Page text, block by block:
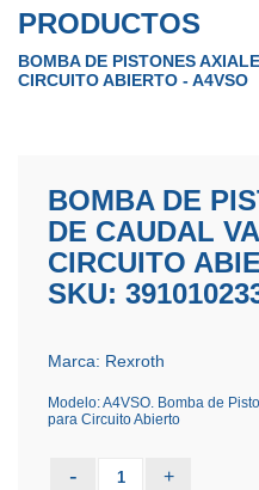
PRODUCTOS
BOMBA DE PISTONES
CIRCUITO ABIERTO - A4VSO
BOMBA DE
DE CAUDAL
CIRCUITO
SKU:
Marca: Rexroth
Modelo: A4VSO. Bomba de
para Circuito Abierto
- 1 +